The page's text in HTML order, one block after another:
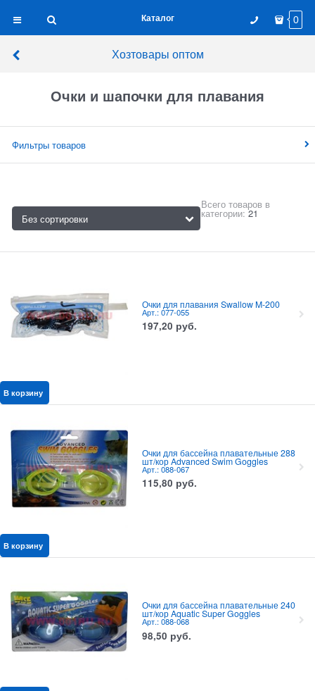
Каталог 0
Хозтовары оптом
Очки и шапочки для плавания
Фильтры товаров
Всего товаров в
категории: 21
Очки для плавания Swallow M-200
Арт.: 077-055
197,20 руб.
В корзину
Очки для бассейна плавательные 288
шт/кор Advanced Swim Goggles
Арт.: 088-067
115,80 руб.
В корзину
Очки для бассейна плавательные 240
шт/кор Aquatiс Super Goggles
Арт.: 088-068
98,50 руб.